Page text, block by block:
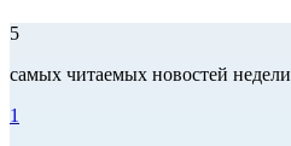
5
самых читаемых новостей недели
1